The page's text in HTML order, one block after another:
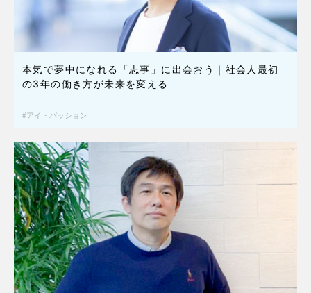
本気で夢中になれる「志事」に出会おう｜社会人最初
の3年の働き方が未来を変える
アイ・パッション